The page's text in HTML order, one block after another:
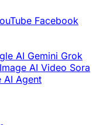
Facebook
AI Gemini Grok
AI Video Sora
AI Agent